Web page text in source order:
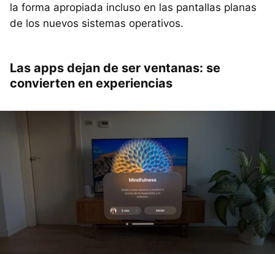
la forma apropiada incluso en las pantallas planas
de los nuevos sistemas operativos.
Las apps dejan de ser ventanas: se
convierten en experiencias